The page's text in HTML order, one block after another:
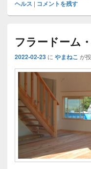
ヘルス | コメントを残す
フラードーム
2022-02-23 に やまねこ が